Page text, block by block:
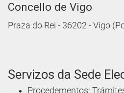
Concello de Vigo
Praza do Rei - 36202 - Vigo
Servizos da Sede
Procedementos: